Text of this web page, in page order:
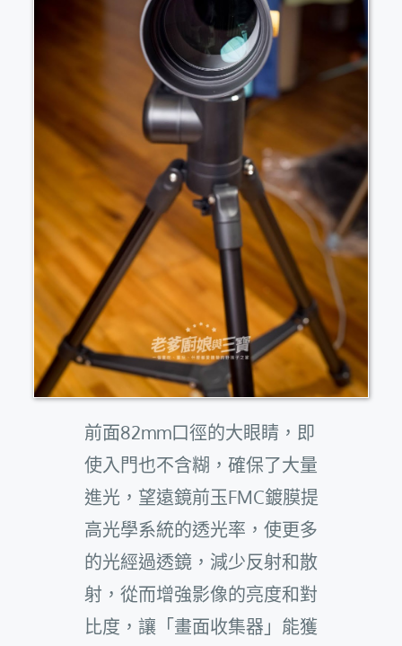
前面82mm口徑的大眼睛，即
使入門也不含糊，確保了大量
進光，望遠鏡前玉FMC鍍膜提
高光學系統的透光率，使更多
的光經過透鏡，減少反射和散
射，從而增強影像的亮度和對
比度，讓「畫面收集器」能獲